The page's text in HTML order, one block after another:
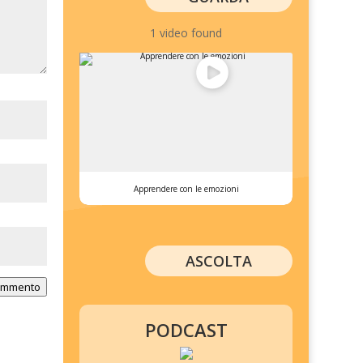
1 video found
Apprendere con le emozioni
ASCOLTA
PODCAST